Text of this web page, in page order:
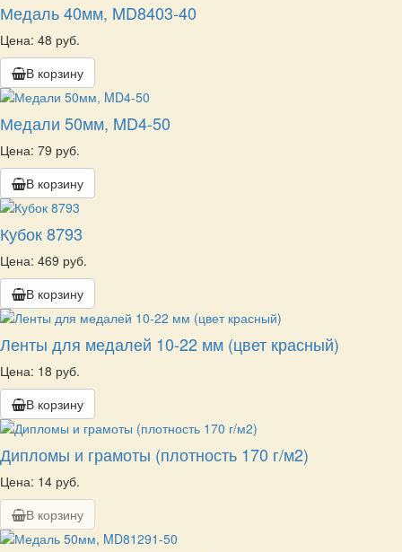
Медаль 40мм, MD8403-40
Цена: 48 руб.
В корзину
Медали 50мм, MD4-50
Цена: 79 руб.
В корзину
Кубок 8793
Цена: 469 руб.
В корзину
Ленты для медалей 10-22 мм (цвет красный)
Цена: 18 руб.
В корзину
Дипломы и грамоты (плотность 170 г/м2)
Цена: 14 руб.
В корзину